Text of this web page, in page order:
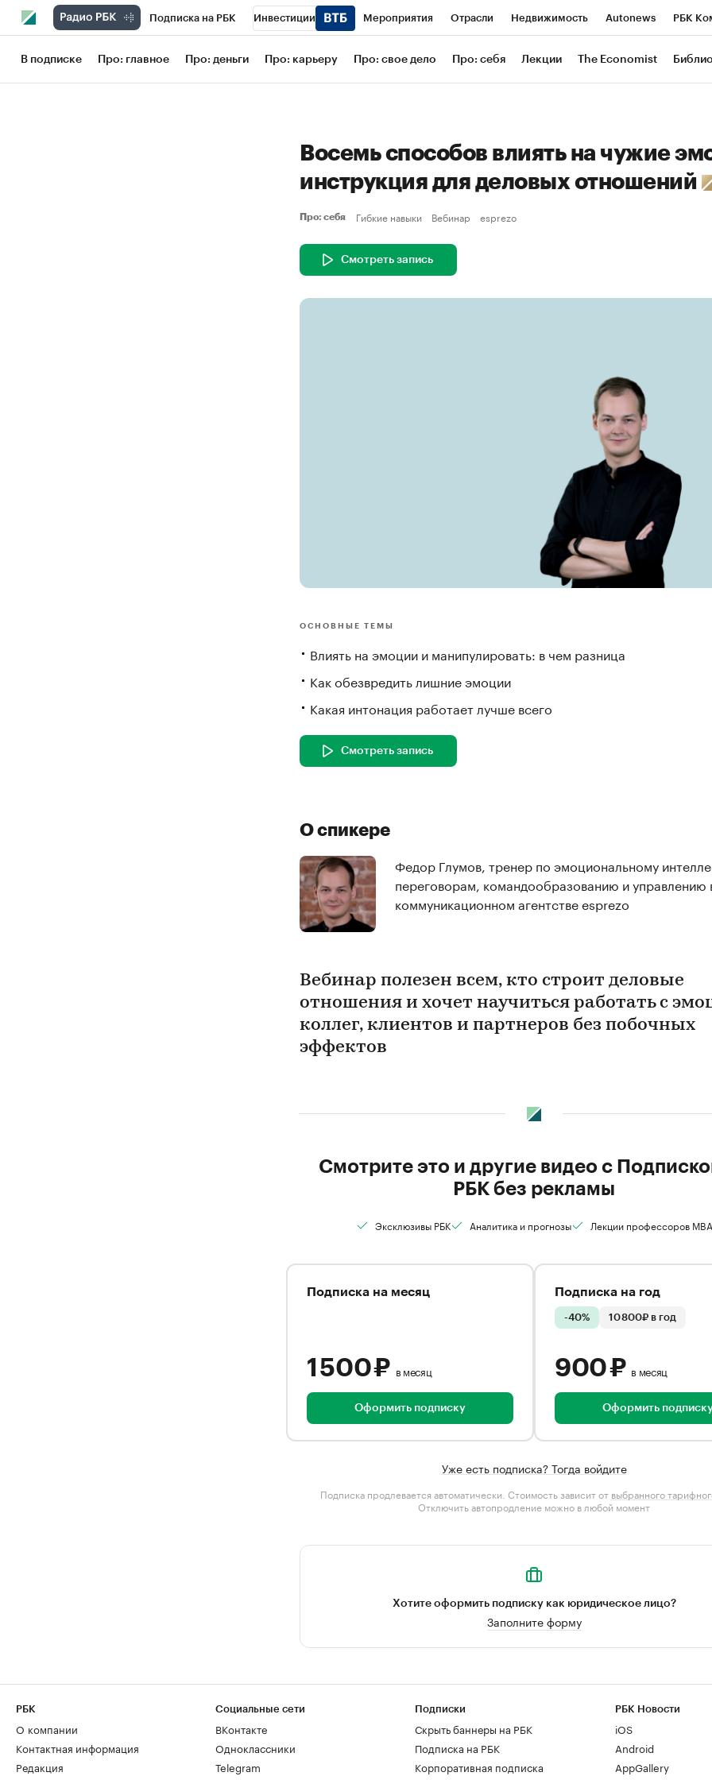
Подписка на РБК Инвестиции Мероприятия Отрасли Недвижимость Autonews РБК
Школа управления РБК РБК Образование РБК Life Тренды Визионеры
В подписке Про: главное Про: деньги Про: карьеру Про: свое дело Про: себя Лекции The Economist
Восемь способов влиять на чужие
инструкция для деловых отношений
Про: себя Гибкие навыки Вебинар esprezo
Смотреть запись
ОСНОВНЫЕ ТЕМЫ
Влиять на эмоции и манипулировать: в чем разница
Как обезвредить лишние эмоции
Какая интонация работает лучше всего
Смотреть запись
О спикере
Федор Глумов, тренер по эмоциональному
переговорам, командообразованию и управлению
коммуникационном агентстве esprezo
Вебинар полезен всем, кто строит деловые
отношения и хочет научиться работать с
коллег, клиентов и партнеров без побочных
эффектов
Смотрите это и другие видео с
РБК без рекламы
Эксклюзивы РБК Аналитика и прогнозы Лекции профессоров MBA
Подписка на месяц
1 500 ₽ в месяц
Оформить подписку
Подписка на год
-40% 10 800₽ в год
900 ₽ в месяц
Оформить
Уже есть подписка? Тогда войдите
Подписка продлевается автоматически. Стоимость зависит от выбранного
Отключить автопродление можно в любой момент
Хотите оформить подписку как юридическое лицо?
Заполните форму
РБК
О компании
Контактная информация
Редакция
Социальные сети
ВКонтакте
Одноклассники
Telegram
Подписки
Скрыть баннеры на РБК
Подписка на РБК
Корпоративная подписка
РБК Новости
iOS
Android
AppGallery